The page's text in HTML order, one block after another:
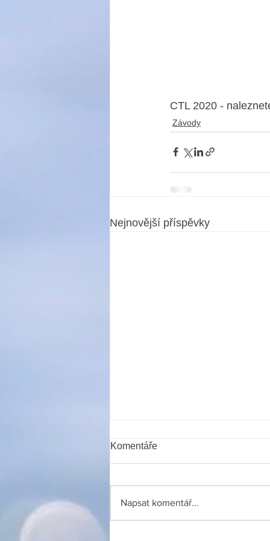
CTL 2020 -
Závody
Nejnovější příspěvky
Komentáře
Napsat komentář...